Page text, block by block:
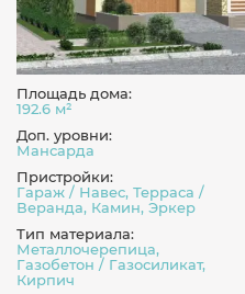
Площадь дома:
192.6 м²
Доп. уровни:
Мансарда
Пристройки:
Гараж / Навес, Терраса /
Веранда, Камин, Эркер
Тип материала:
Металлочерепица,
Газобетон / Газосиликат,
Кирпич